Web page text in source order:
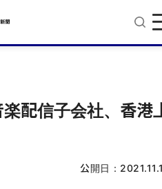
配信子会社、香港
公開日：